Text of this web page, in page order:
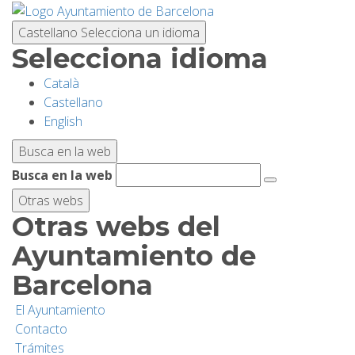
Castellano Selecciona un idioma
Selecciona idioma
Català
Castellano
English
Busca en la web
Busca en la web
Otras webs
Otras webs del
Ayuntamiento de
Barcelona
El Ayuntamiento
Contacto
Trámites
Pasar
contenido
principal
PLANIFICA TU VISITA
BIODIVERSIDAD
ACTIVIDADES
ESCUELAS
INVESTIGACIÓN/CONSERVACIÓN
SOSTENIBILIDAD